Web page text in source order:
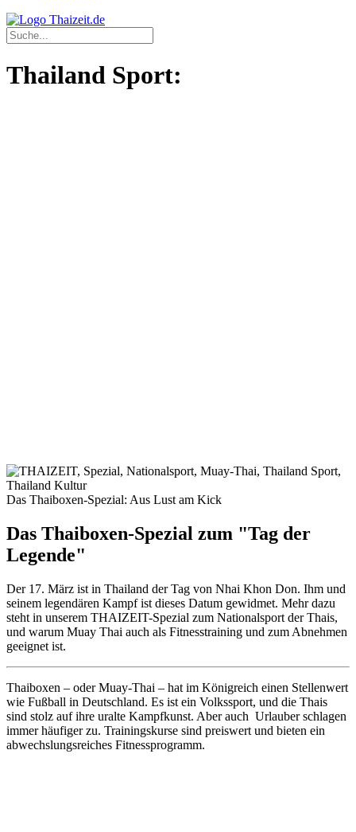
Thailand Sport:
Das Thaiboxen-Spezial: Aus Lust am Kick
Das Thaiboxen-Spezial zum "Tag der
Legende"
Der 17. März ist in Thailand der Tag von Nhai Khon Don. Ihm und
seinem legendären Kampf ist dieses Datum gewidmet. Mehr dazu
steht in unserem THAIZEIT-Spezial zum Nationalsport der Thais,
und warum Muay Thai auch als Fitnesstraining und zum Abnehmen
geeignet ist.
Thaiboxen – oder Muay-Thai – hat im Königreich einen Stellenwert
wie Fußball in Deutschland. Es ist ein Volkssport, und die Thais
sind stolz auf ihre uralte Kampfkunst. Aber auch Urlauber schlagen
immer häufiger zu. Trainingskurse sind preiswert und bieten ein
abwechslungsreiches Fitnessprogramm.